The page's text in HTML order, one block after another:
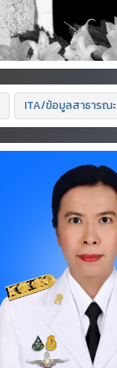
ITA/ข้อมูลสาธารณะ